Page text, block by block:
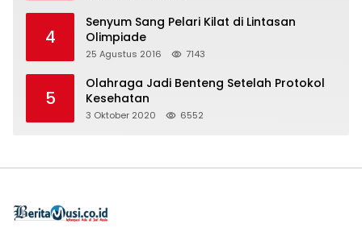
4
Senyum Sang Pelari Kilat di Lintasan
Olimpiade
25 Agustus 2016 7143
5
Olahraga Jadi Benteng Setelah Protokol
Kesehatan
3 Oktober 2020 6552